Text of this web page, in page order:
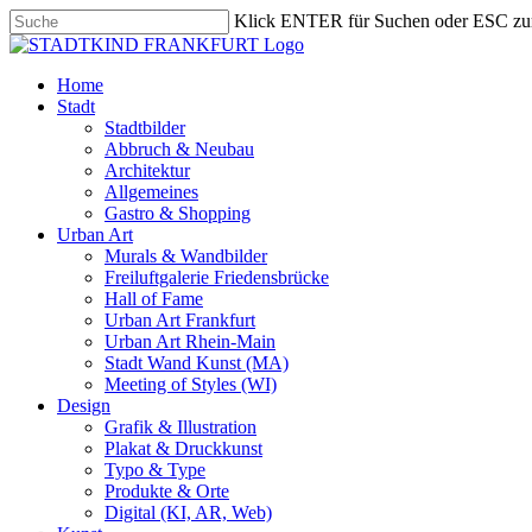
Skip
to
content
Klick ENTER für Suchen oder ESC
Close
search
Menu
Home
Stadt
Stadtbilder
Abbruch & Neubau
Architektur
Allgemeines
Gastro & Shopping
Urban Art
Murals & Wandbilder
Freiluftgalerie Friedensbrücke
Hall of Fame
Urban Art Frankfurt
Urban Art Rhein-Main
Stadt Wand Kunst (MA)
Meeting of Styles (WI)
Design
Grafik & Illustration
Plakat & Druckkunst
Typo & Type
Produkte & Orte
Digital (KI, AR, Web)